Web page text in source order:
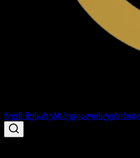
ჩვენ შესახებსპეციალისტები